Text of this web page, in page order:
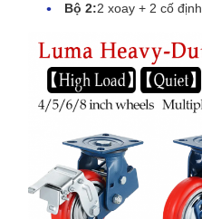
Bộ 2:2 xoay + 2 cố định